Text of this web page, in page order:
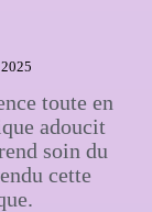
toute en
adoucit
soin du
cette